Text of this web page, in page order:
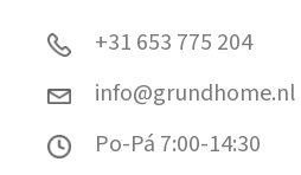
+31 653 775 204
info@grundhome.nl
Po-Pá 7:00-14:30